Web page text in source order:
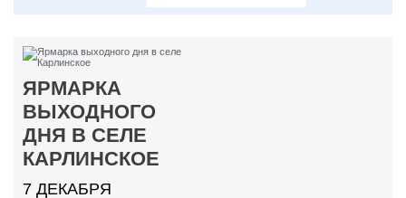
ЯРМАРКА
ВЫХОДНОГО
ДНЯ В СЕЛЕ
КАРЛИНСКОЕ
7 ДЕКАБРЯ